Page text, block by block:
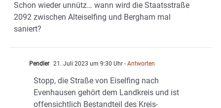
Schon wieder unnütz… wann wird die Staatsstraße
2092 zwischen Alteiselfing und Bergham mal
saniert?
Pendler 21. Juli 2023 um 9:30 Uhr - Antworten
Stopp, die Straße von Eiselfing nach
Evenhausen gehört dem Landkreis und ist
offensichtlich Bestandteil des Kreis-